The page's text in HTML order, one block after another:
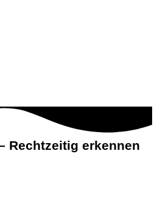
Rechtzeitig erkennen